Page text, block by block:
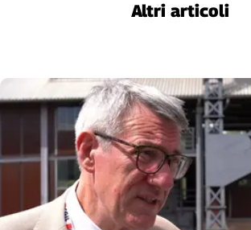
Altri articoli